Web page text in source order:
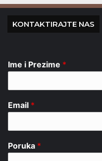
KONTAKTIRAJTE NAS
Ime i Prezime *
Email *
Poruka *